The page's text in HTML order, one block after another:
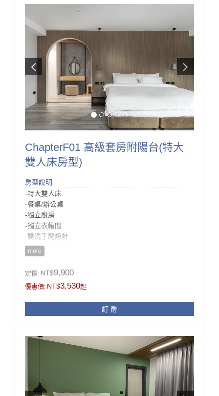
ChapterF01 高級套房附陽台(特大
雙人床房型)
房型說明
-特大雙人床
-餐桌/辦公桌
-獨立廚房
-獨立衣帽間
-雙洗手間設計
-乾濕分離浴室
-智能馬桶
-冷藏冷凍冰箱
-陽台
-電視*2
完整的櫥櫃設計，若您是來這邊長租，可以說是非常的
獨立的廚房，可以防止烹煮食材的味道影響到寢室，
舒服的沙發跟獨立的客廳的廁所，讓隱私方面也有絕對
的保障。
more
定價: NT$9,900
優惠價: NT$3,530起
訂 房